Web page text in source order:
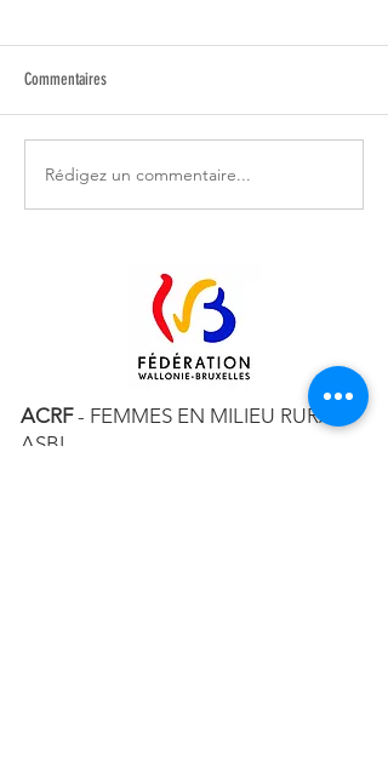
Dominations : pourquoi en parler ?
Commentaires
Rédigez un commentaire...
ACRF- FEMMES EN MILIEU RURAL
ASBL